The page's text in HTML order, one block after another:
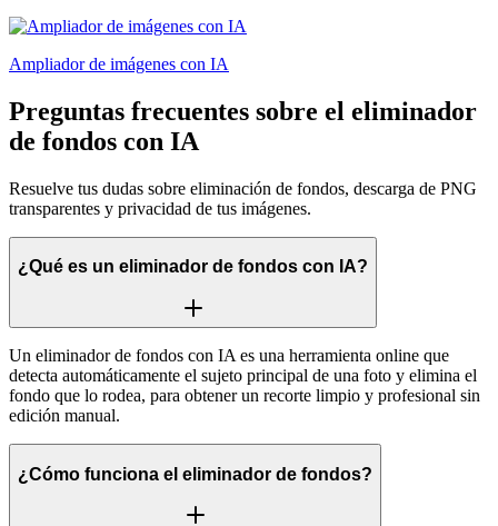
Ampliador de imágenes con IA
Preguntas frecuentes sobre el eliminador
de fondos con IA
Resuelve tus dudas sobre eliminación de fondos, descarga de PNG
transparentes y privacidad de tus imágenes.
¿Qué es un eliminador de fondos con IA?
Un eliminador de fondos con IA es una herramienta online que
detecta automáticamente el sujeto principal de una foto y elimina el
fondo que lo rodea, para obtener un recorte limpio y profesional sin
edición manual.
¿Cómo funciona el eliminador de fondos?